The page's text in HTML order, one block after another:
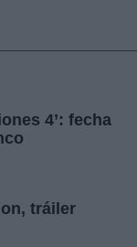
4’: fecha
tráiler